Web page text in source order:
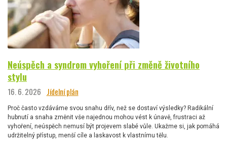
Neúspěch a syndrom vyhoření při změně životního
stylu
16. 6. 2026 Jídelní plán
Proč často vzdáváme svou snahu dřív, než se dostaví výsledky? Radikální
hubnutí a snaha změnit vše najednou mohou vést k únavě, frustraci až
vyhoření, neúspěch nemusí být projevem slabé vůle. Ukažme si, jak pomáhá
udržitelný přístup, menší cíle a laskavost k vlastnímu tělu.